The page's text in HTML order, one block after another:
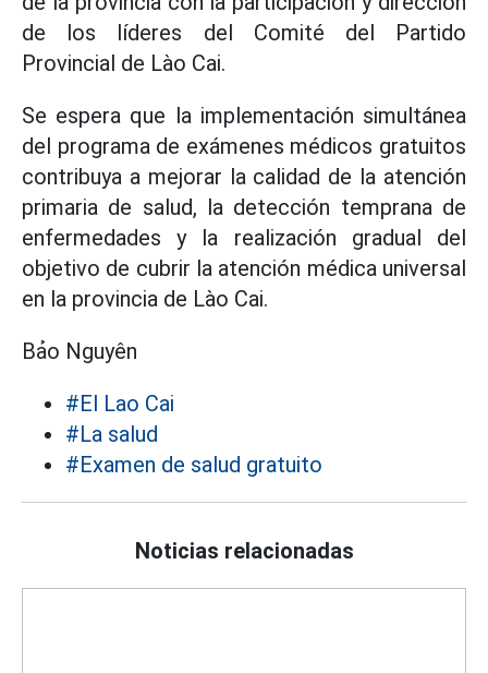
de los líderes del Comité del Partido
Provincial de Lào Cai.
Se espera que la implementación simultánea
del programa de exámenes médicos gratuitos
contribuya a mejorar la calidad de la atención
primaria de salud, la detección temprana de
enfermedades y la realización gradual del
objetivo de cubrir la atención médica universal
en la provincia de Lào Cai.
Bảo Nguyên
#El Lao Cai
#La salud
#Examen de salud gratuito
Noticias relacionadas